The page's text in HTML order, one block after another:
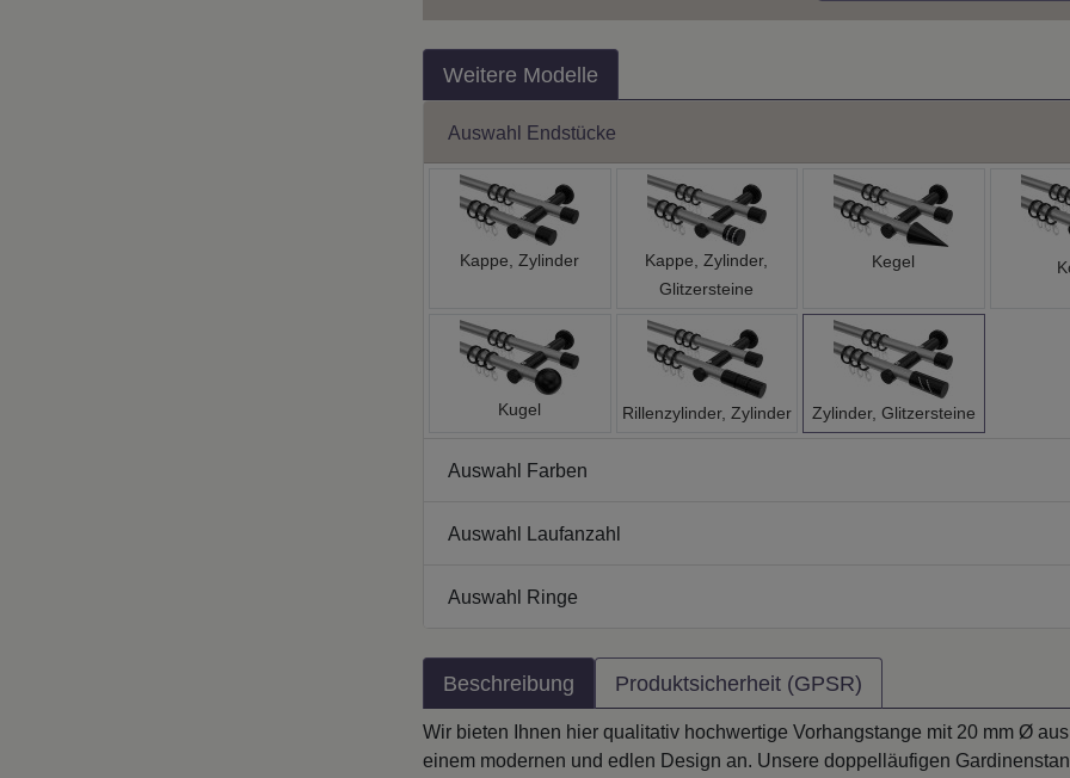
Weitere Modelle
Auswahl Endstücke
Kappe, Zylinder
Kappe, Zylinder,
Glitzersteine
Kegel
Kugel Rillenzylinder, Zylinder Zylinder, Glitzersteine
Auswahl Farben
Auswahl Laufanzahl
Auswahl Ringe
Beschreibung Produktsicherheit (GPSR)
Wir bieten Ihnen hier qualitativ hochwertige Vorhangstange mit 20 mm Ø
einem modernen und edlen Design an. Unsere doppelläufigen